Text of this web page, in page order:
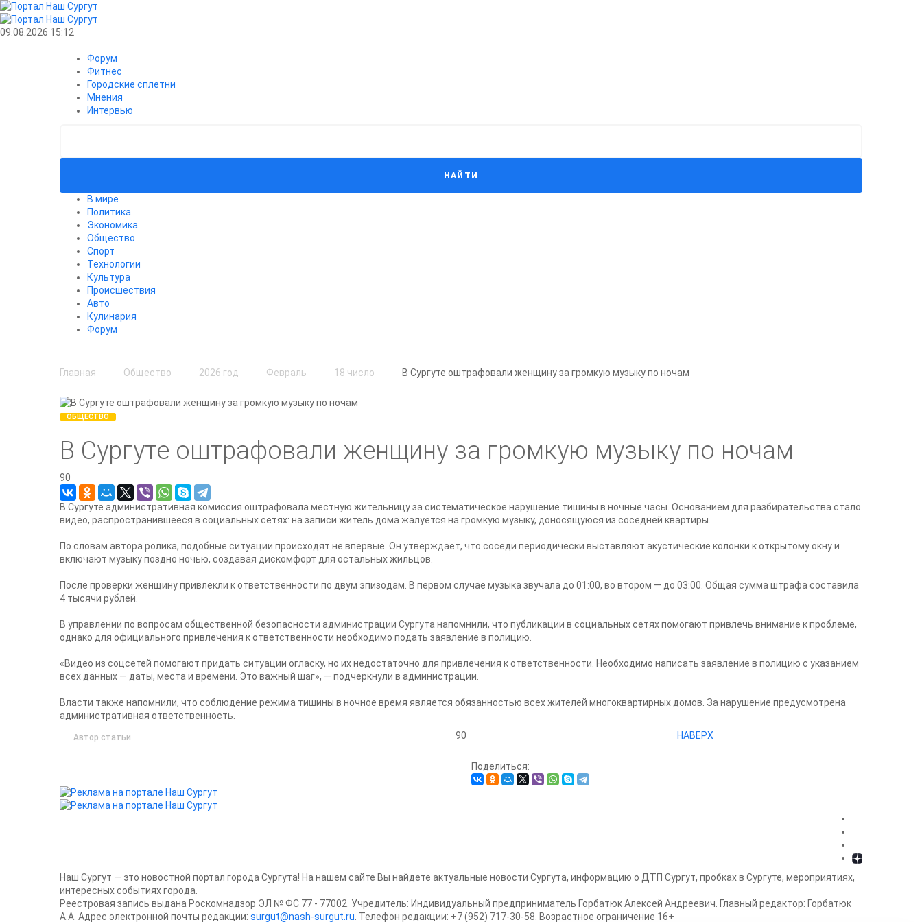
09.08.2026 15:12
Форум
Фитнес
Городские сплетни
Мнения
Интервью
НАЙТИ
В мире
Политика
Экономика
Общество
Спорт
Технологии
Культура
Происшествия
Авто
Кулинария
Форум
Главная Общество 2026 год Февраль 18 число В Сургуте оштрафовали женщину за громкую музыку по ночам
ОБЩЕСТВО
В Сургуте оштрафовали женщину за громкую музыку по ночам
90
В Сургуте административная комиссия оштрафовала местную жительницу за систематическое нарушение тишины в ночные часы. Основанием для разбирательства стало
видео, распространившееся в социальных сетях: на записи житель дома жалуется на громкую музыку, доносящуюся из соседней квартиры.
По словам автора ролика, подобные ситуации происходят не впервые. Он утверждает, что соседи периодически выставляют акустические колонки к открытому окну и
включают музыку поздно ночью, создавая дискомфорт для остальных жильцов.
После проверки женщину привлекли к ответственности по двум эпизодам. В первом случае музыка звучала до 01:00, во втором — до 03:00. Общая сумма штрафа составила
4 тысячи рублей.
В управлении по вопросам общественной безопасности администрации Сургута напомнили, что публикации в социальных сетях помогают привлечь внимание к проблеме,
однако для официального привлечения к ответственности необходимо подать заявление в полицию.
«Видео из соцсетей помогают придать ситуации огласку, но их недостаточно для привлечения к ответственности. Необходимо написать заявление в полицию с указанием
всех данных — даты, места и времени. Это важный шаг», — подчеркнули в администрации.
Власти также напомнили, что соблюдение режима тишины в ночное время является обязанностью всех жителей многоквартирных домов. За нарушение предусмотрена
административная ответственность.
Автор статьи 90 НАВЕРХ
Поделиться:
Наш Сургут — это новостной портал города Сургута! На нашем сайте Вы найдете актуальные новости Сургута, информацию о ДТП Сургут, пробках в Сургуте, мероприятиях,
интересных событиях города.
Реестровая запись выдана Роскомнадзор ЭЛ № ФС 77 - 77002. Учредитель: Индивидуальный предприниматель Горбатюк Алексей Андреевич. Главный редактор: Горбатюк
А.А. Адрес электронной почты редакции: surgut@nash-surgut.ru . Телефон редакции: +7 (952) 717-30-58. Возрастное ограничение 16+